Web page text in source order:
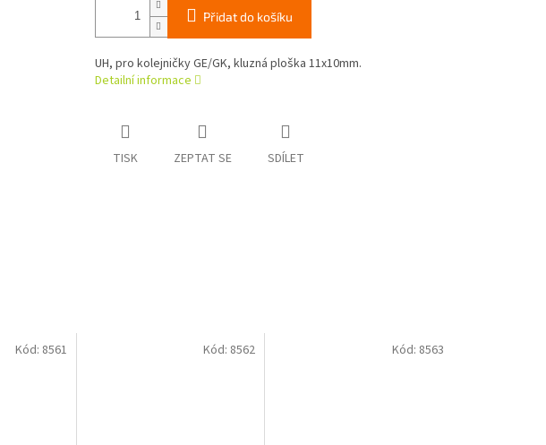
Přidat do košíku
UH, pro kolejničky GE/GK, kluzná ploška 11x10mm.
Detailní informace
TISK ZEPTAT SE SDÍLET
Kód: 8561 Kód: 8562 Kód: 8563